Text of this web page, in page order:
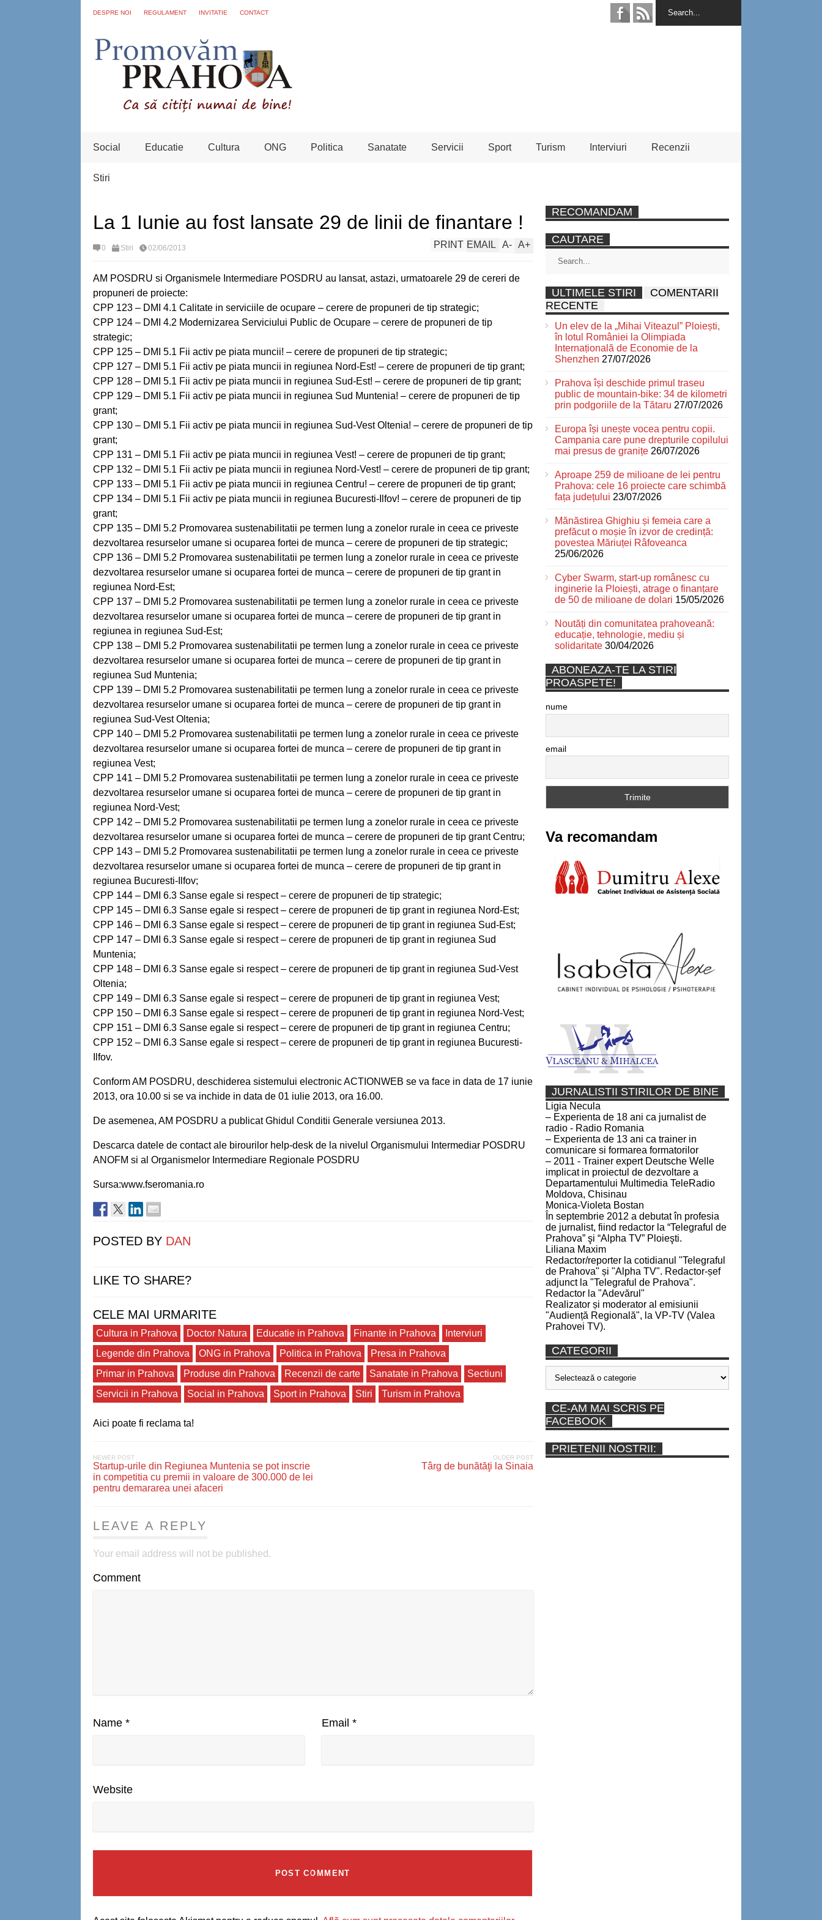
DESPRE NOI REGULAMENT INVITATIE CONTACT
Social Educatie Cultura ONG Politica Sanatate Servicii Sport Turism Interviuri Recenzii
Stiri
La 1 Iunie au fost lansate 29 de linii de finantare !
0 Stiri 02/06/2013 A+
A-
EMAIL
PRINT
AM POSDRU si Organismele Intermediare POSDRU au lansat, astazi, urmatoarele 29 de cereri de
propuneri de proiecte:
CPP 123 – DMI 4.1 Calitate in serviciile de ocupare – cerere de propuneri de tip strategic;
CPP 124 – DMI 4.2 Modernizarea Serviciului Public de Ocupare – cerere de propuneri de tip
strategic;
CPP 125 – DMI 5.1 Fii activ pe piata muncii! – cerere de propuneri de tip strategic;
CPP 127 – DMI 5.1 Fii activ pe piata muncii in regiunea Nord-Est! – cerere de propuneri de tip grant;
CPP 128 – DMI 5.1 Fii activ pe piata muncii in regiunea Sud-Est! – cerere de propuneri de tip grant;
CPP 129 – DMI 5.1 Fii activ pe piata muncii in regiunea Sud Muntenia! – cerere de propuneri de tip
grant;
CPP 130 – DMI 5.1 Fii activ pe piata muncii in regiunea Sud-Vest Oltenia! – cerere de propuneri de tip
grant;
CPP 131 – DMI 5.1 Fii activ pe piata muncii in regiunea Vest! – cerere de propuneri de tip grant;
CPP 132 – DMI 5.1 Fii activ pe piata muncii in regiunea Nord-Vest! – cerere de propuneri de tip grant;
CPP 133 – DMI 5.1 Fii activ pe piata muncii in regiunea Centru! – cerere de propuneri de tip grant;
CPP 134 – DMI 5.1 Fii activ pe piata muncii in regiunea Bucuresti-Ilfov! – cerere de propuneri de tip
grant;
CPP 135 – DMI 5.2 Promovarea sustenabilitatii pe termen lung a zonelor rurale in ceea ce priveste
dezvoltarea resurselor umane si ocuparea fortei de munca – cerere de propuneri de tip strategic;
CPP 136 – DMI 5.2 Promovarea sustenabilitatii pe termen lung a zonelor rurale in ceea ce priveste
dezvoltarea resurselor umane si ocuparea fortei de munca – cerere de propuneri de tip grant in
regiunea Nord-Est;
CPP 137 – DMI 5.2 Promovarea sustenabilitatii pe termen lung a zonelor rurale in ceea ce priveste
dezvoltarea resurselor umane si ocuparea fortei de munca – cerere de propuneri de tip grant in
regiunea in regiunea Sud-Est;
CPP 138 – DMI 5.2 Promovarea sustenabilitatii pe termen lung a zonelor rurale in ceea ce priveste
dezvoltarea resurselor umane si ocuparea fortei de munca – cerere de propuneri de tip grant in
regiunea Sud Muntenia;
CPP 139 – DMI 5.2 Promovarea sustenabilitatii pe termen lung a zonelor rurale in ceea ce priveste
dezvoltarea resurselor umane si ocuparea fortei de munca – cerere de propuneri de tip grant in
regiunea Sud-Vest Oltenia;
CPP 140 – DMI 5.2 Promovarea sustenabilitatii pe termen lung a zonelor rurale in ceea ce priveste
dezvoltarea resurselor umane si ocuparea fortei de munca – cerere de propuneri de tip grant in
regiunea Vest;
CPP 141 – DMI 5.2 Promovarea sustenabilitatii pe termen lung a zonelor rurale in ceea ce priveste
dezvoltarea resurselor umane si ocuparea fortei de munca – cerere de propuneri de tip grant in
regiunea Nord-Vest;
CPP 142 – DMI 5.2 Promovarea sustenabilitatii pe termen lung a zonelor rurale in ceea ce priveste
dezvoltarea resurselor umane si ocuparea fortei de munca – cerere de propuneri de tip grant Centru;
CPP 143 – DMI 5.2 Promovarea sustenabilitatii pe termen lung a zonelor rurale in ceea ce priveste
dezvoltarea resurselor umane si ocuparea fortei de munca – cerere de propuneri de tip grant in
regiunea Bucuresti-Ilfov;
CPP 144 – DMI 6.3 Sanse egale si respect – cerere de propuneri de tip strategic;
CPP 145 – DMI 6.3 Sanse egale si respect – cerere de propuneri de tip grant in regiunea Nord-Est;
CPP 146 – DMI 6.3 Sanse egale si respect – cerere de propuneri de tip grant in regiunea Sud-Est;
CPP 147 – DMI 6.3 Sanse egale si respect – cerere de propuneri de tip grant in regiunea Sud
Muntenia;
CPP 148 – DMI 6.3 Sanse egale si respect – cerere de propuneri de tip grant in regiunea Sud-Vest
Oltenia;
CPP 149 – DMI 6.3 Sanse egale si respect – cerere de propuneri de tip grant in regiunea Vest;
CPP 150 – DMI 6.3 Sanse egale si respect – cerere de propuneri de tip grant in regiunea Nord-Vest;
CPP 151 – DMI 6.3 Sanse egale si respect – cerere de propuneri de tip grant in regiunea Centru;
CPP 152 – DMI 6.3 Sanse egale si respect – cerere de propuneri de tip grant in regiunea Bucuresti-
Ilfov.
Conform AM POSDRU, deschiderea sistemului electronic ACTIONWEB se va face in data de 17 iunie
2013, ora 10.00 si se va inchide in data de 01 iulie 2013, ora 16.00.
De asemenea, AM POSDRU a publicat Ghidul Conditii Generale versiunea 2013.
Descarca datele de contact ale birourilor help-desk de la nivelul Organismului Intermediar POSDRU
ANOFM si al Organismelor Intermediare Regionale POSDRU
Sursa:www.fseromania.ro
POSTED BY DAN
LIKE TO SHARE?
CELE MAI URMARITE
Cultura in Prahova Doctor Natura Educatie in Prahova Finante in Prahova
Interviuri
Legende din Prahova
ONG in Prahova Politica in Prahova
Presa in Prahova
Primar in Prahova
Produse din Prahova Recenzii de carte Sanatate in Prahova
Sectiuni
Servicii in Prahova
Social in Prahova Sport in Prahova Stiri Turism in Prahova
Aici poate fi reclama ta!
NEWER POST
Startup-urile din Regiunea Muntenia se pot inscrie
in competitia cu premii in valoare de 300.000 de lei
pentru demararea unei afaceri
OLDER POST
Târg de bunătăţi la Sinaia
LEAVE A REPLY
Your email address will not be published.
Comment
Name * Email*
Website
RECOMANDAM
CAUTARE
ULTIMELE STIRI
COMENTARII
RECENTE
Un elev de la „Mihai Viteazul” Ploiești,
în lotul României la Olimpiada
Internațională de Economie de la
Shenzhen 27/07/2026
Prahova își deschide primul traseu
public de mountain-bike: 34 de kilometri
prin podgoriile de la Tătaru 27/07/2026
Europa își unește vocea pentru copii.
Campania care pune drepturile copilului
mai presus de granițe 26/07/2026
Aproape 259 de milioane de lei pentru
Prahova: cele 16 proiecte care schimbă
fața județului 23/07/2026
Mănăstirea Ghighiu și femeia care a
prefăcut o moșie în izvor de credință:
povestea Măriuței Râfoveanca
25/06/2026
Cyber Swarm, start-up românesc cu
inginerie la Ploiești, atrage o finanțare
de 50 de milioane de dolari 15/05/2026
Noutăți din comunitatea prahoveană:
educație, tehnologie, mediu și
solidaritate 30/04/2026
ABONEAZA-TE LA STIRI
PROASPETE!
nume
email
Va recomandam
JURNALISTII STIRILOR DE BINE
Ligia Necula
– Experienta de 18 ani ca jurnalist de
radio - Radio Romania
– Experienta de 13 ani ca trainer in
comunicare si formarea formatorilor
– 2011 - Trainer expert Deutsche Welle
implicat in proiectul de dezvoltare a
Departamentului Multimedia TeleRadio
Moldova, Chisinau
Monica-Violeta Bostan
În septembrie 2012 a debutat în profesia
de jurnalist, fiind redactor la “Telegraful de
Prahova” şi “Alpha TV” Ploieşti.
Liliana Maxim
Redactor/reporter la cotidianul "Telegraful
de Prahova" și "Alpha TV". Redactor-șef
adjunct la "Telegraful de Prahova".
Redactor la "Adevărul"
Realizator și moderator al emisiunii
"Audiență Regională", la VP-TV (Valea
Prahovei TV).
CATEGORII
Categorii
CE-AM MAI SCRIS PE
FACEBOOK
PRIETENII NOSTRII: